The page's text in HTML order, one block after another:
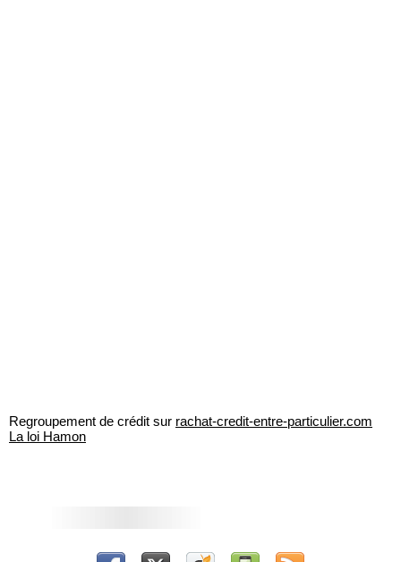
Regroupement de crédit sur rachat-credit-entre-particulier.com
La loi Hamon